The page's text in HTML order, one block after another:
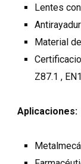
Lentes
Material
Z87.1 ,
Aplicaciones: